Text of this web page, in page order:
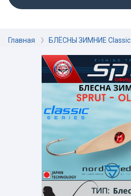
Главная БЛЁСНЫ ЗИМНИЕ Classic